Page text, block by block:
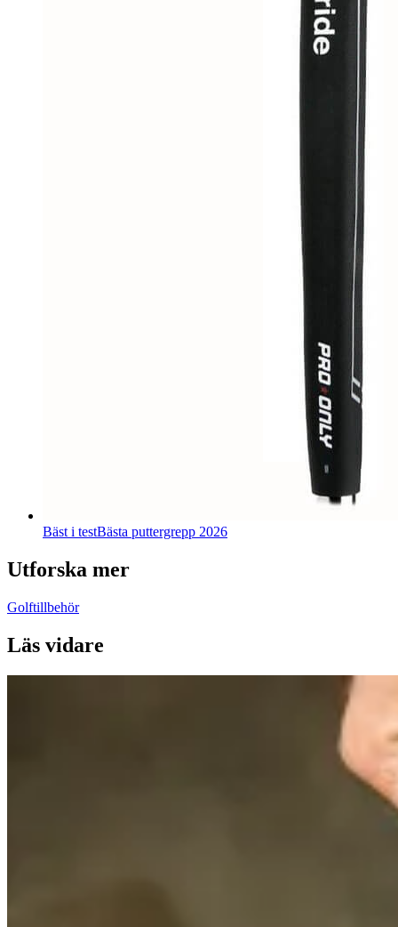
Bäst i testBästa puttergrepp 2026
Utforska mer
Golftillbehör
Läs vidare